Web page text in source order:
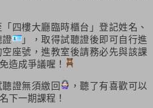
四樓大廳臨時櫃台」登記姓名、
」，取得試聽證後即可自行進
座號，進教室後請務必先與該課
造成爭議喔！
證無須繳回
，聽了有喜歡可以
下一期課程！